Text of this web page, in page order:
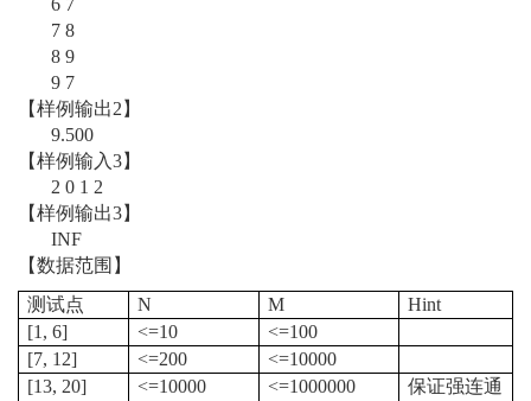
6 7
7 8
8 9
9 7
【样例输出2】
9.500
【样例输入3】
2 0 1 2
【样例输出3】
INF
【数据范围】
测试点
N M
Hint
[1, 6]
<=10
<=100
[7, 12]
<=200
<=10000
[13, 20]
<=10000 <=1000000
保证强连通